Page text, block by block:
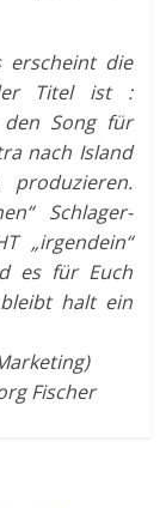
erscheint die
Titel ist :
Song für
nach Island
Schlager-
„irgendein“
es für Euch
halt ein
Fischer